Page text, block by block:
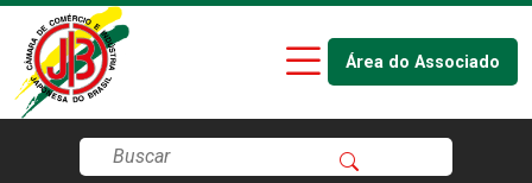
Área do Associado